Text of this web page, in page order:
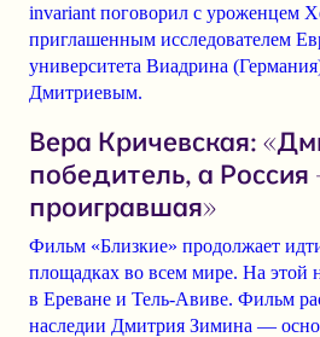
invariant поговорил с уроженцем
приглашенным исследователем
университета Виадрина
Дмитриевым.
Вера Кричевская:
победитель, а
проигравшая»
Фильм «Близкие» продолжает
площадках во всем мире. На этой
в Ереване и Тель-Авиве. Фильм
наследии Дмитрия Зимина —